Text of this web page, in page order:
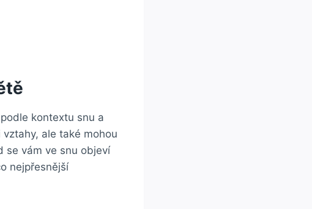
podle kontextu snu a
ale také mohou
se vám ve snu objeví
nejpřesnější